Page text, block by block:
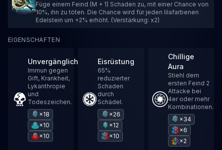
Füge einem Feind (M + 1) Schaden zu, mit einer Chance von
10%, ihn zu töten. Die Chance wird für jeden lilafarbenen
Edelstein um +2% erhöht. (Verstärkung: x2)
EIGENSCHAFTEN
Unvergänglich
Immun gegen
Gift, Krankheit,
Lykanthropie
und
Todeszeichen.
×18
×10
×10
Eisrüstung
65%
reduzierter
Schaden
durch
Schädel.
×26
×12
×10
Chillige
Aura
Stiehl dem
ersten Feind 2
Attacke bei
4er oder mehr
Kombinationen.
×34
×6
×2